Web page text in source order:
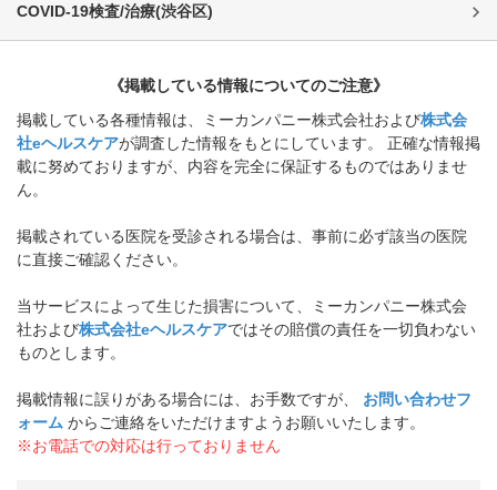
COVID-19検査/治療(渋谷区)
《掲載している情報についてのご注意》
掲載している各種情報は、ミーカンパニー株式会社および株式会
社eヘルスケアが調査した情報をもとにしています。 正確な情報掲
載に努めておりますが、内容を完全に保証するものではありませ
ん。
掲載されている医院を受診される場合は、事前に必ず該当の医院
に直接ご確認ください。
当サービスによって生じた損害について、ミーカンパニー株式会
社および株式会社eヘルスケアではその賠償の責任を一切負わない
ものとします。
掲載情報に誤りがある場合には、お手数ですが、
お問い合わせフ
ォーム からご連絡をいただけますようお願いいたします。
※お電話での対応は行っておりません